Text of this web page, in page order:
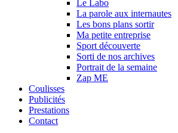
Le Labo
La parole aux internautes
Les bons plans sortir
Ma petite entreprise
Sport découverte
Sorti de nos archives
Portrait de la semaine
Zap ME
Coulisses
Publicités
Prestations
Contact